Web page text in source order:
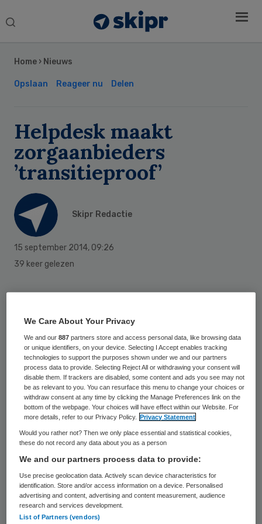
Search
Home › Nieuws
Opslaan Reageer nu Delen
Helpdesk maakt
zorgaanbieders
’transitieproof’
Skipr Redactie
15 september 2014, 09:26
39 keer gelezen
hervorminglangdurigezorg.nl de Helpdesk
Zorgaanbieders Hlz gelanceerd. Deze geeft
snel informatie aan zorgaanbieders in de
sectoren GGZ, GHZ en VVT.
DeHelpdesk Zorgaanbieders Hlzgeeft snel
toegang tot relevante informatie over de
transities. Daarnaast kunnen bezoekers
telefonisch of digitaal hun vraag stellen of
kijken onder de FAQ’s.
Draaiboek
Sidebar
We Care About Your Privacy
We and our887 partners store and access personal data, like browsing data
or unique identifiers, on your device. Selecting I Accept enables tracking
technologies to support the purposes shown under we and our partners
process data to provide. Selecting Reject All or withdrawing your consent will
disable them. If trackers are disabled, some content and ads you see may not
be as relevant to you. You can resurface this menu to change your choices or
withdraw consent at any time by clicking the Manage Preferences link on the
bottom of the webpage. Your choices will have effect within our Website. For
more details, refer to our Privacy Policy.
Privacy Statement
Would you rather not? Then we only place essential and statistical cookies,
these do not record any data about you as a person
We and our partners process data to provide:
Use precise geolocation data. Actively scan device characteristics for
identification. Store and/or access information on a device. Personalised
advertising and content, advertising and content measurement, audience
research and services development.
List of Partners (vendors)